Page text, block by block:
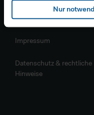
Informationen
welche bis auf
Ihr Gerät durch
Merkmalen
verarbeitet werden,
Abschnitt Details
Nur
Allgemeines
Impressum
Datenschutz & rechtliche
Hinweise